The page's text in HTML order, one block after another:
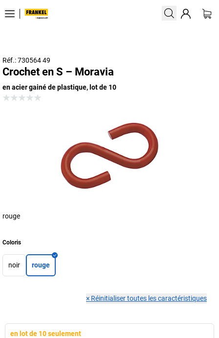
Réf.: 730564 49
Crochet en S – Moravia
en acier gainé de plastique, lot de 10
rouge
Coloris
noir rouge
× Réinitialiser toutes les caractéristiques
en lot de 10 seulement